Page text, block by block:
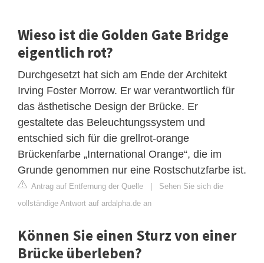
Wieso ist die Golden Gate Bridge
eigentlich rot?
Durchgesetzt hat sich am Ende der Architekt
Irving Foster Morrow. Er war verantwortlich für
das ästhetische Design der Brücke. Er
gestaltete das Beleuchtungssystem und
entschied sich für die grellrot-orange
Brückenfarbe „International Orange“, die im
Grunde genommen nur eine Rostschutzfarbe ist.
Antrag auf Entfernung der Quelle | Sehen Sie sich die
vollständige Antwort auf ardalpha.de an
Können Sie einen Sturz von einer
Brücke überleben?